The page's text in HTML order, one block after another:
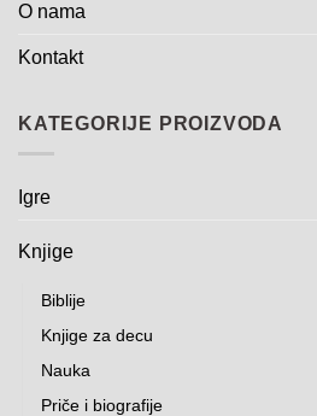
O nama
Kontakt
KATEGORIJE PROIZVODA
Igre
Knjige
Biblije
Knjige za decu
Nauka
Priče i biografije